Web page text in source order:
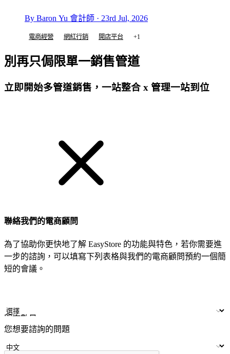
By Baron Yu 會計師 · 23rd Jul, 2026
電商經營 網紅行銷 開店平台 +1
別再只侷限單一銷售管道
立即開始多管道銷售，一站整合 x 管理一站到位
聯絡我們的電商顧問
為了協助你更快地了解 EasyStore 的功能與特色，若你需要進
一步的諮詢，可以填寫下列表格與我們的電商顧問預約一個簡
短的會議。
LINE ID
門市數量
您想要諮詢的問題